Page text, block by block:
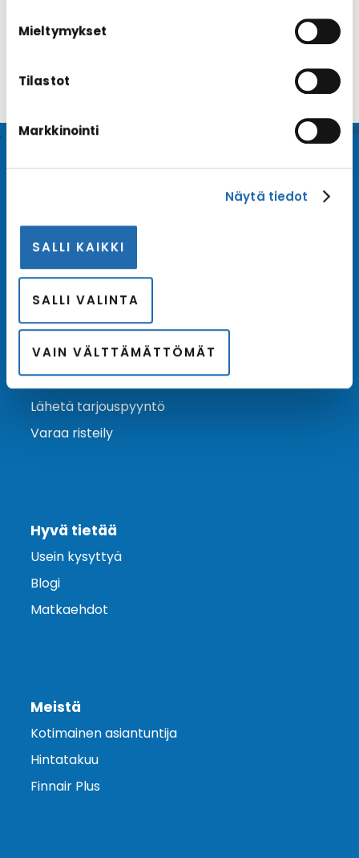
Mieltymykset
Tilastot
Markkinointi
Näytä tiedot
SALLI KAIKKI
SALLI VALINTA
VAIN VÄLTTÄMÄTTÖMÄT
V4.1663
varustamoiden tarjouksista ja kampanjaeduista.
Ota yhteyttä
Asiakaspalvelu
Lähetä tarjouspyyntö
Varaa risteily
Hyvä tietää
Usein kysyttyä
Blogi
Matkaehdot
Meistä
Kotimainen asiantuntija
Hintatakuu
Finnair Plus